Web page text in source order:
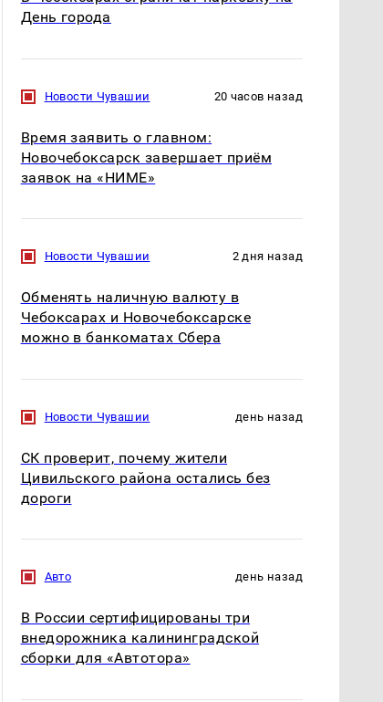
День города
Новости Чувашии 20 часов назад
Время заявить о главном:
Новочебоксарск завершает приём
заявок на «НИМЕ»
Новости Чувашии 2 дня назад
Обменять наличную валюту в
Чебоксарах и Новочебоксарске
можно в банкоматах Сбера
Новости Чувашии день назад
СК проверит, почему жители
Цивильского района остались без
дороги
Авто день назад
В России сертифицированы три
внедорожника калининградской
сборки для «Автотора»